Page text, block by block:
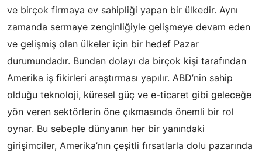
ve birçok firmaya ev sahipliği yapan bir ülkedir. Aynı
zamanda sermaye zenginliğiyle gelişmeye devam eden
ve gelişmiş olan ülkeler için bir hedef Pazar
durumundadır. Bundan dolayı da birçok kişi tarafından
Amerika iş fikirleri araştırması yapılır. ABD’nin sahip
olduğu teknoloji, küresel güç ve e-ticaret gibi geleceğe
yön veren sektörlerin öne çıkmasında önemli bir rol
oynar. Bu sebeple dünyanın her bir yanındaki
girişimciler, Amerika’nın çeşitli fırsatlarla dolu pazarında